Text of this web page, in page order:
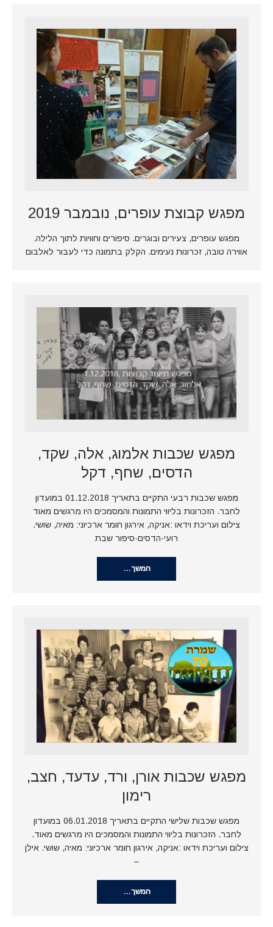
מפגש קבוצת עופרים, נובמבר 2019
מפגש עופרים, צעירים ובוגרים. סיפורים וחוויות לתוך הלילה.
אווירה טובה, זכרונות נעימים. הקלק בתמונה כדי לעבור לאלבום
מפגש שכבות אלמוג, אלה, שקד,
הדסים, שחף, דקל
מפגש שכבות רבעי התקיים בתאריך 01.12.2018 במועדון
לחבר. הזכרונות בליווי התמונות והמסמכים היו מרגשים מאוד
צילום ועריכת וידאו :אניקה, אירגון חומר ארכיוני: מאיה, שושי.
רועי-הדסים-סיפור שבת
המשך…
מפגש שכבות אורן, ורד, עדעד, חצב,
רימון
מפגש שכבות שלישי התקיים בתאריך 06.01.2018 במועדון
לחבר. הזכרונות בליווי התמונות והמסמכים היו מרגשים מאוד.
צילום ועריכת וידאו :אניקה, אירגון חומר ארכיוני: מאיה, שושי. אילן
–
המשך…